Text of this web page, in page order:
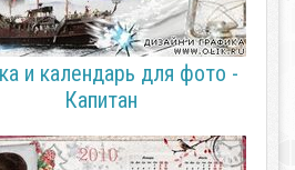
и календарь для фото -
Капитан